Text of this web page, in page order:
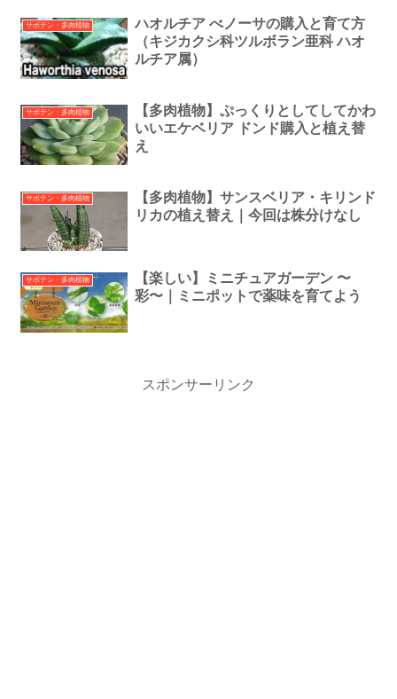
サボテン・多肉植物
ハオルチア べノーサの購入と育て方
（キジカクシ科ツルボラン亜科 ハオ
ルチア属）
サボテン・多肉植物
【多肉植物】ぷっくりとしてしてかわ
いいエケベリア ドンド購入と植え替
え
サボテン・多肉植物
【多肉植物】サンスベリア・キリンド
リカの植え替え｜今回は株分けなし
サボテン・多肉植物
【楽しい】ミニチュアガーデン 〜
彩〜｜ミニポットで薬味を育てよう
スポンサーリンク